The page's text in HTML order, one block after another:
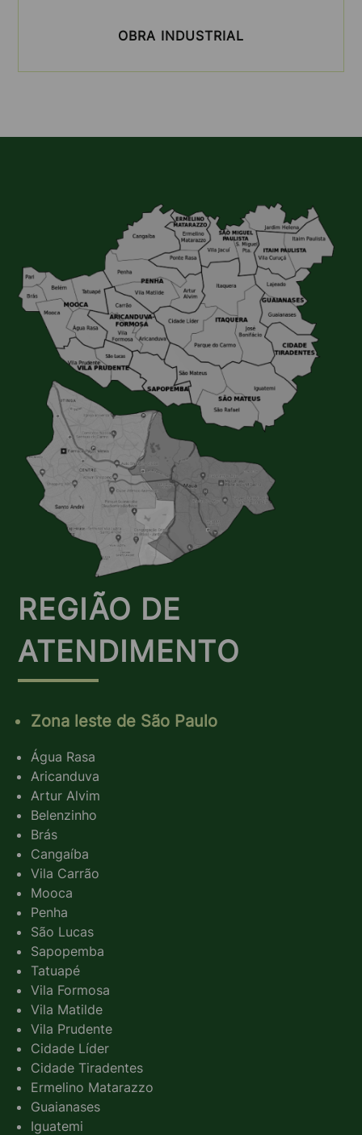
OBRA INDUSTRIAL
REGIÃO DE
ATENDIMENTO
Zona leste de São Paulo
Água Rasa
Aricanduva
Artur Alvim
Belenzinho
Brás
Cangaíba
Vila Carrão
Mooca
Penha
São Lucas
Sapopemba
Tatuapé
Vila Formosa
Vila Matilde
Vila Prudente
Cidade Líder
Cidade Tiradentes
Ermelino Matarazzo
Guaianases
Iguatemi